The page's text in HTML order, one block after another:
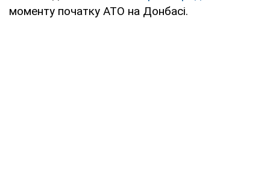
моменту початку АТО на Донбасі.